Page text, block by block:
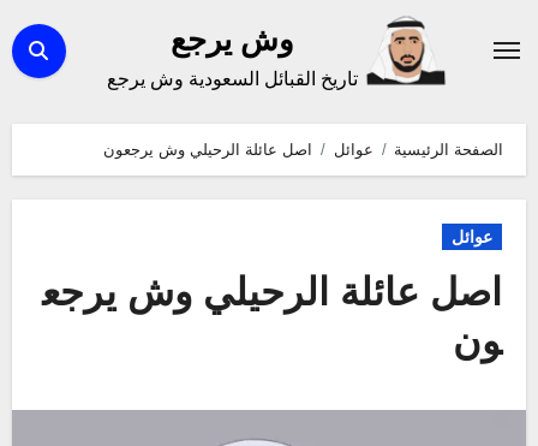
إلى
وش يرجع
تاريخ القبائل السعودية وش يرجع
الصفحة الرئيسية عوائل اصل عائلة الرحيلي وش يرجعون
عوائل
اصل عائلة الرحيلي وش يرجع
ون